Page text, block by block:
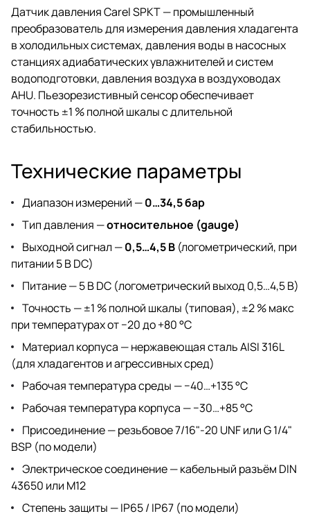
Датчик давления Carel SPKT — промышленный
преобразователь для измерения давления хладагента
в холодильных системах, давления воды в насосных
станциях адиабатических увлажнителей и систем
водоподготовки, давления воздуха в воздуховодах
AHU. Пьезорезистивный сенсор обеспечивает
точность ±1 % полной шкалы с длительной
стабильностью.
Технические параметры
Диапазон измерений —0…34,5 бар
Тип давления —относительное (gauge)
Выходной сигнал —0,5…4,5 В (логометрический, при
питании 5 В DC)
Питание — 5 В DC (логометрический выход 0,5…4,5 В)
Точность — ±1 % полной шкалы (типовая), ±2 % макс
при температурах от −20 до +80 °C
Материал корпуса — нержавеющая сталь AISI 316L
(для хладагентов и агрессивных сред)
Рабочая температура среды — −40…+135 °C
Рабочая температура корпуса — −30…+85 °C
Присоединение — резьбовое 7/16"-20 UNF или G 1/4"
BSP (по модели)
Электрическое соединение — кабельный разъём DIN
43650 или M12
Степень защиты — IP65 / IP67 (по модели)